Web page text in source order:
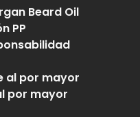
Beard Oil
PP
al por mayor
por mayor